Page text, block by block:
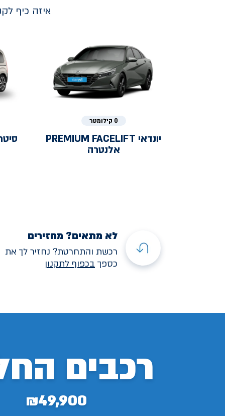
איזה כיף
0 קילומטר
יונדאי PREMIUM FACELIFT
אלנטרה
לא מתאים? מחזירים
רכשת והתחרטת? נחזיר לך את
כספך בכפוף לתקנון
רכבים
₪49,900